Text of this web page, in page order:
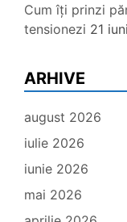
Cum îți prinzi
tensionezi 21
ARHIVE
august 2026
iulie 2026
iunie 2026
mai 2026